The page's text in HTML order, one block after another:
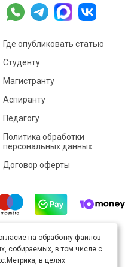
Где опубликовать статью
Студенту
Магистранту
Аспиранту
Педагогу
Политика обработки
персональных данных
Договор оферты
полицензии Creative
(«Атрибуция») 4.0
.
на обработку файлов
собираемых, в том числе с
в целях